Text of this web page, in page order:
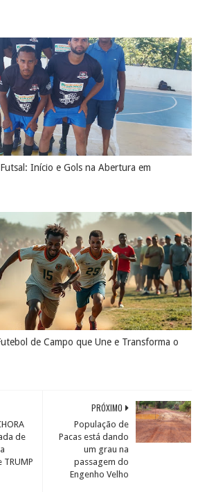
Início e Gols na Abertura em
de Campo que Une e Transforma o
PRÓXIMO
População de
Pacas está dando
um grau na
passagem do
Engenho Velho
de
TRUMP